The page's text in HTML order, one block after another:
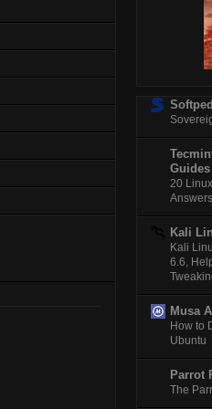
VM
Guides
20
Kali
Kali
6.6,
Musa
How to
Ubuntu
Parrot
The